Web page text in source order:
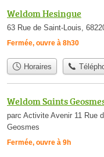
Weldom Hesingue
63 Rue de Saint-Louis,
Fermée, ouvre à 8h30
Horaires
Weldom Saints
parc Activite Avenir 11 Rue
Geosmes
Fermée, ouvre à 9h